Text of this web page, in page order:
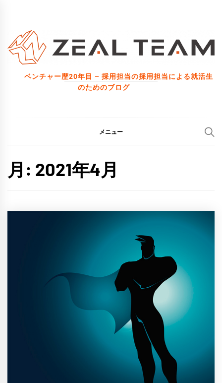
ン
ベンチャー歴20年目 – 採用担当の採用担当による就活生
のためのブログ
メニュー
月: 2021年4月